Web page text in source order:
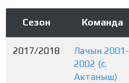
Сезон Команда
2017/2018
Лачын 2001-
2002 (с.
Актаныш)